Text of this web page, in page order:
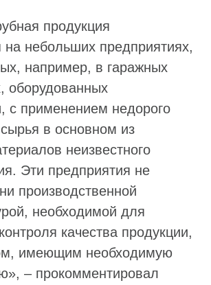
продукция
на небольших предприятиях,
например, в гаражных
оборудованных
с применением недорого
в основном из
неизвестного
Эти предприятия не
производственной
необходимой для
качества продукции,
имеющим необходимую
– прокомментировал